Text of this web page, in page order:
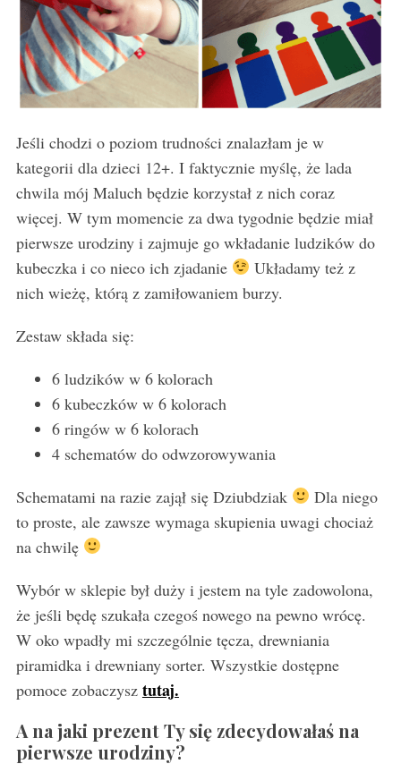
Jeśli chodzi o poziom trudności znalazłam je w
kategorii dla dzieci 12+. I faktycznie myślę, że lada
chwila mój Maluch będzie korzystał z nich coraz
więcej. W tym momencie za dwa tygodnie będzie miał
pierwsze urodziny i zajmuje go wkładanie ludzików do
kubeczka i co nieco ich zjadanie
Układamy też z
nich wieżę, którą z zamiłowaniem burzy.
Zestaw składa się:
6 ludzików w 6 kolorach
6 kubeczków w 6 kolorach
6 ringów w 6 kolorach
4 schematów do odwzorowywania
Schematami na razie zajął się Dziubdziak
Dla niego
to proste, ale zawsze wymaga skupienia uwagi chociaż
na chwilę
Wybór w sklepie był duży i jestem na tyle zadowolona,
że jeśli będę szukała czegoś nowego na pewno wrócę.
W oko wpadły mi szczególnie tęcza, drewniania
piramidka i drewniany sorter. Wszystkie dostępne
pomoce zobaczysz tutaj.
A na jaki prezent Ty się zdecydowałaś na
pierwsze urodziny?